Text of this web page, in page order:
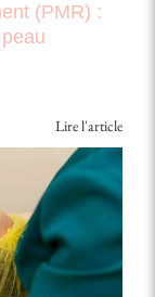
(PMR) :
Lire l'article